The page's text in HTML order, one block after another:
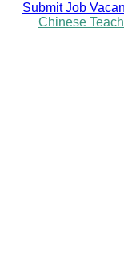
Submit Job
Chinese